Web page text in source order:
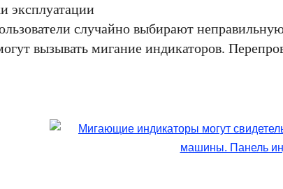
эксплуатации
случайно выбирают
вызывать мигание индикаторов.